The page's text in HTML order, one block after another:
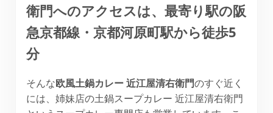
衛門へのアクセスは、最寄り駅の阪
急京都線・京都河原町駅から徒歩5
分
そんな欧風土鍋カレー近江屋清右衛門のすぐ近く
には、姉妹店の土鍋スープカレー 近江屋清右衛門